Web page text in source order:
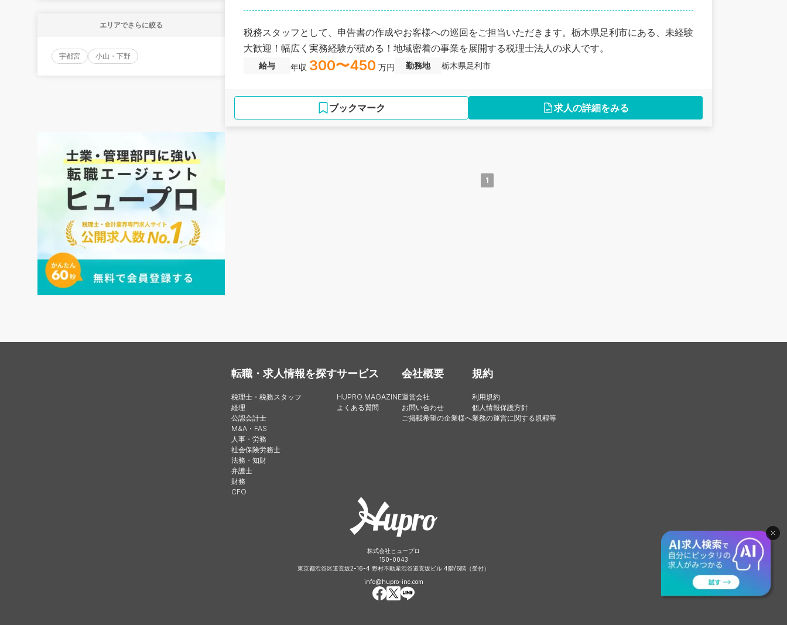
エリアでさらに絞る
宇都宮 小山・下野
税務スタッフとして、申告書の作成やお客様への巡回をご担当いただきます。栃木県足利市にある、未経験
大歓迎！幅広く実務経験が積める！地域密着の事業を展開する税理士法人の求人です。
給与 年収 300〜450 万円 勤務地 栃木県足利市
ブックマーク 求人の詳細をみる
1
転職・求人情報を探す
税理士・税務スタッフ
経理
公認会計士
M&A・FAS
人事・労務
社会保険労務士
法務・知財
弁護士
財務
CFO
サービス
HUPRO MAGAZINE
よくある質問
会社概要
運営会社
お問い合わせ
ご掲載希望の企業様へ
規約
利用規約
個人情報保護方針
業務の運営に関する規程等
株式会社ヒュープロ
150-0043
東京都渋谷区道玄坂2-16-4 野村不動産渋谷道玄坂ビル 4階/6階（受付）
info@hupro-inc.com